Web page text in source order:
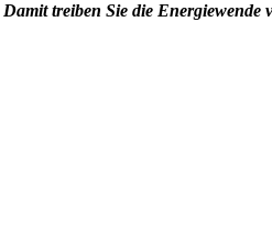
treiben Sie die Energiewende